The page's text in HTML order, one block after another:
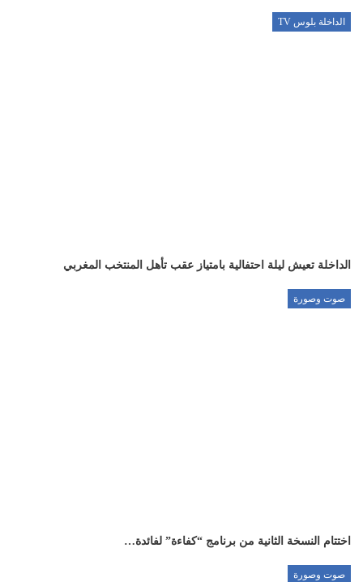
الداخلة بلوس TV
الداخلة تعيش ليلة احتفالية بامتياز عقب تأهل المنتخب المغربي
صوت وصورة
اختتام النسخة الثانية من برنامج “كفاءة” لفائدة…
صوت وصورة